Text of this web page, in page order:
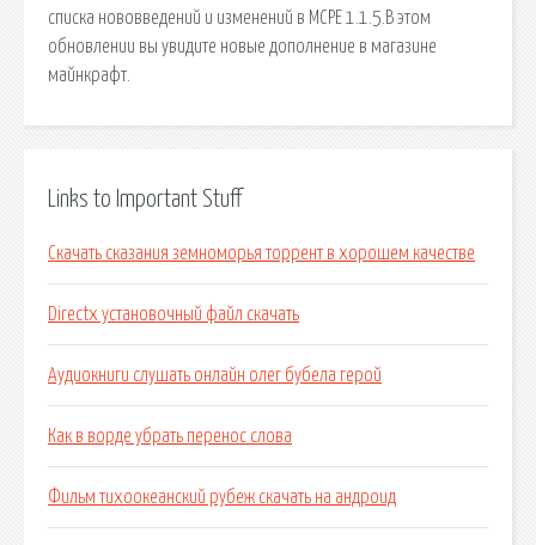
списка нововведений и изменений в MCPE 1.1.5.В этом
обновлении вы увидите новые дополнение в магазине
майнкрафт.
Links to Important Stuff
Скачать сказания земноморья торрент в хорошем качестве
Directx установочный файл скачать
Аудиокниги слушать онлайн олег бубела герой
Как в ворде убрать перенос слова
Фильм тихоокеанский рубеж скачать на андроид